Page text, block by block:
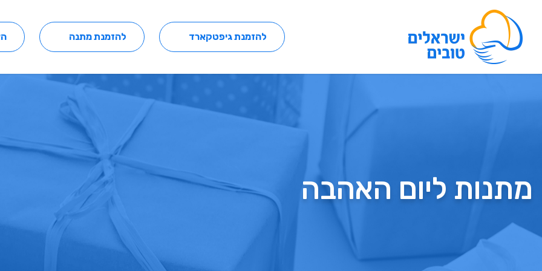
להזמנת גיפטקארד להזמנת מתנה
מתנות ליום האהבה